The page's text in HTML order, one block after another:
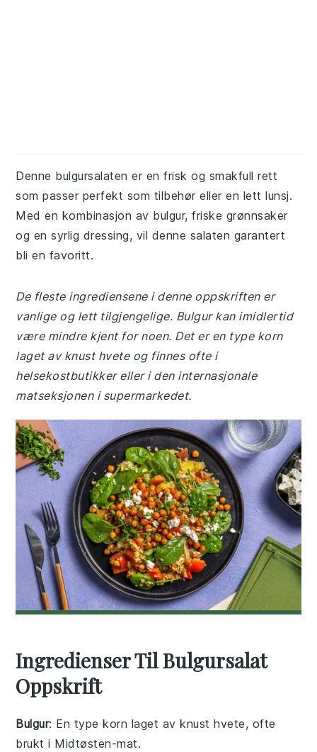
Denne bulgursalaten er en frisk og smakfull rett
som passer perfekt som tilbehør eller en lett lunsj.
Med en kombinasjon av bulgur, friske grønnsaker
og en syrlig dressing, vil denne salaten garantert
bli en favoritt.
De fleste ingrediensene i denne oppskriften er
vanlige og lett tilgjengelige. Bulgur kan imidlertid
være mindre kjent for noen. Det er en type korn
laget av knust hvete og finnes ofte i
helsekostbutikker eller i den internasjonale
matseksjonen i supermarkedet.
Ingredienser Til Bulgursalat
Oppskrift
Bulgur: En type korn laget av knust hvete, ofte
brukt i Midtøsten-mat.